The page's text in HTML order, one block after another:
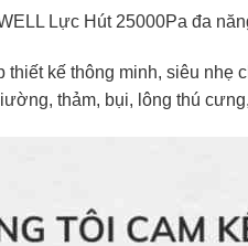
Lực Hút 25000Pa đa
kế thông minh, siêu nhẹ
thảm, bụi, lông thú